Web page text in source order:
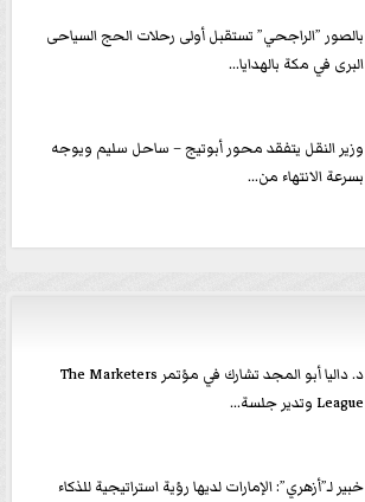
بالصور ”الراجحي” تستقبل أولى رحلات الحج السياحى
البرى في مكة بالهدايا...
وزير النقل يتفقد محور أبوتيج – ساحل سليم ويوجه
بسرعة الانتهاء من...
د. داليا أبو المجد تشارك في مؤتمر The Marketers
League وتدير جلسة...
خبير لـ”أزهري”: الإمارات لديها رؤية استراتيجية للذكاء